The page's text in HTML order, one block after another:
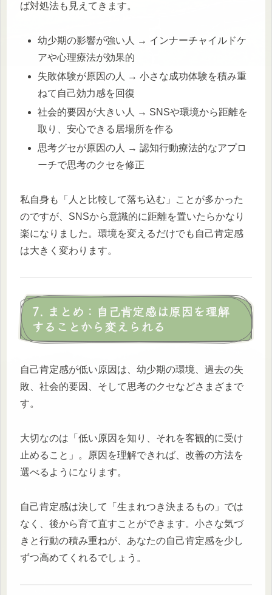
ば対処法も見えてきます。
幼少期の影響が強い人 → インナーチャイルドケ
アや心理療法が効果的
失敗体験が原因の人 → 小さな成功体験を積み重
ねて自己効力感を回復
社会的要因が大きい人 → SNSや環境から距離を
取り、安心できる居場所を作る
思考グセが原因の人 → 認知行動療法的なアプロ
ーチで思考のクセを修正
私自身も「人と比較して落ち込む」ことが多かった
のですが、SNSから意識的に距離を置いたらかなり
楽になりました。環境を変えるだけでも自己肯定感
は大きく変わります。
7. まとめ：自己肯定感は原因を理解
することから変えられる
自己肯定感が低い原因は、幼少期の環境、過去の失
敗、社会的要因、そして思考のクセなどさまざまで
す。
大切なのは「低い原因を知り、それを客観的に受け
止めること」。原因を理解できれば、改善の方法を
選べるようになります。
自己肯定感は決して「生まれつき決まるもの」では
なく、後から育て直すことができます。小さな気づ
きと行動の積み重ねが、あなたの自己肯定感を少し
ずつ高めてくれるでしょう。